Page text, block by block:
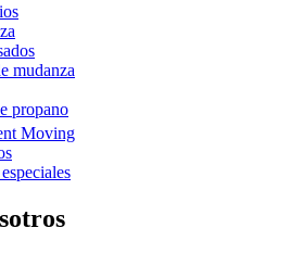
mudanza
propano
Moving